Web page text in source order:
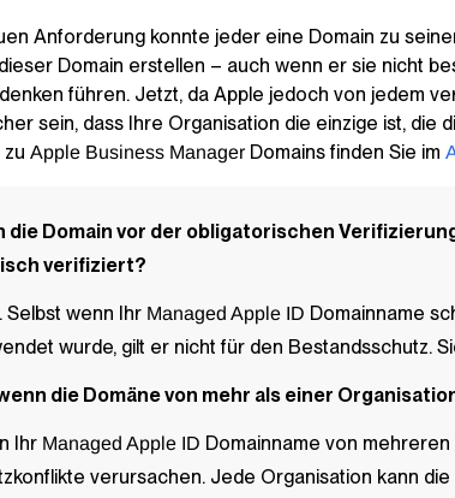
Anforderung konnte jeder eine Domain zu
Domain erstellen – auch wenn er sie nicht
führen. Jetzt, da Apple jedoch von jedem
sein, dass Ihre Organisation die einzige ist, die
Apple Business Manager Domains finden Sie im
die Domain vor der obligatorischen
verifiziert?
Selbst wenn Ihr Managed Apple ID Domainname
wurde, gilt er nicht für den Bestandsschutz.
die Domäne von mehr als einer
Ihr Managed Apple ID Domainname von
verursachen. Jede Organisation kann